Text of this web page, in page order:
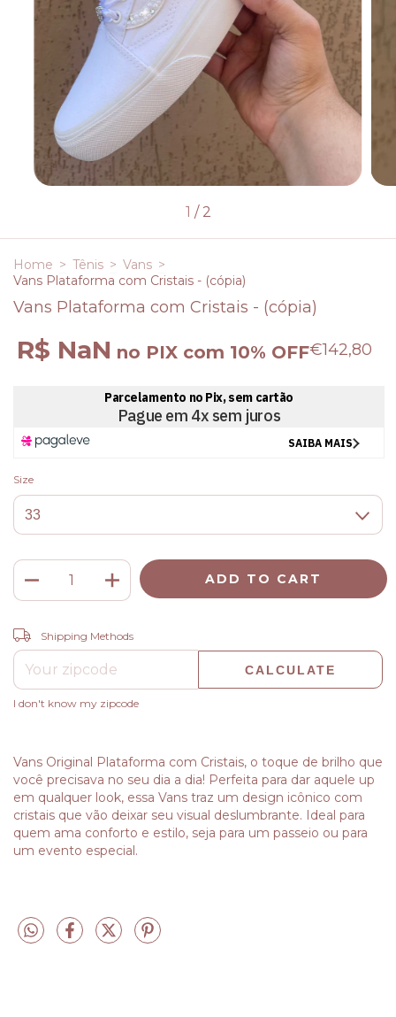
1 / 2
Home > Tênis > Vans >
Vans Plataforma com Cristais - (cópia)
Vans Plataforma com Cristais - (cópia)
R$ NaN no PIX com 10% OFF€142,80
Size
Shipping for zipcode:
Shipping Methods
CALCULATE
I don't know my zipcode
Vans Original Plataforma com Cristais, o toque de brilho que
você precisava no seu dia a dia! Perfeita para dar aquele up
em qualquer look, essa Vans traz um design icônico com
cristais que vão deixar seu visual deslumbrante. Ideal para
quem ama conforto e estilo, seja para um passeio ou para
um evento especial.